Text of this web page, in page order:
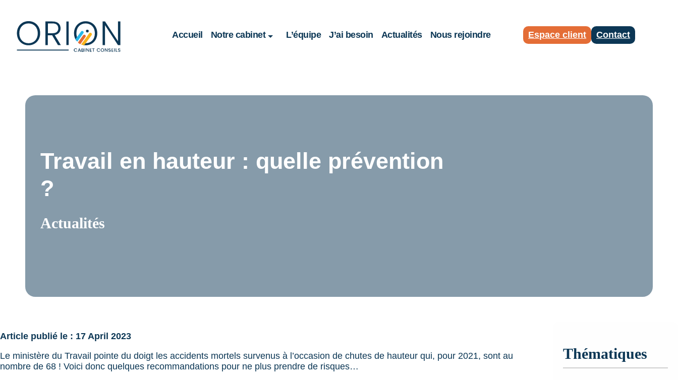
Accueil Notre cabinet L’équipe J’ai besoin Actualités Nous rejoindre Espace client Contact
Travail en hauteur : quelle prévention
?
Actualités
Article publié le : 17 April 2023
Le ministère du Travail pointe du doigt les accidents mortels survenus à l’occasion de chutes de hauteur qui, pour 2021, sont au
nombre de 68 ! Voici donc quelques recommandations pour ne plus prendre de risques…
Thématiques